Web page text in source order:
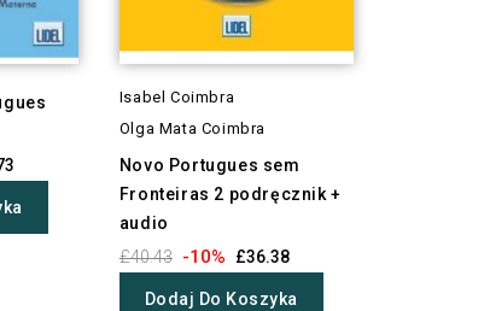
Isabel Coimbra
Olga Mata Coimbra
Novo Portugues sem
Fronteiras 2 podręcznik +
audio
£40.43 -10% £36.38
Dodaj Do Koszyka